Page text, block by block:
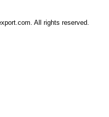
All rights reserved.